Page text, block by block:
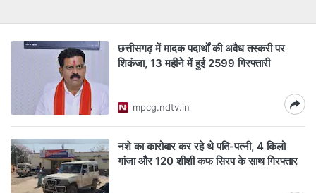
छत्तीसगढ़ में मादक पदार्थों की अवैध तस्करी पर
शिकंजा, 13 महीने में हुई 2599 गिरफ्तारी
mpcg.ndtv.in
नशे का कारोबार कर रहे थे पति-पत्नी, 4 किलो
गांजा और 120 शीशी कफ सिरप के साथ गिरफ्तार